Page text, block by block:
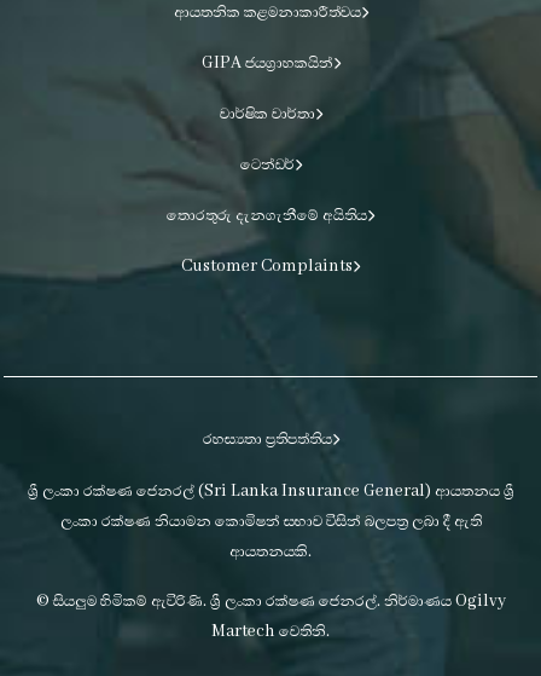
ආයතනික කළමනාකාරීත්වය
GIPA ජයග්‍රාහකයින්
වාර්ෂික වාර්තා
ටෙන්ඩර්
තොරතුරු දැනගැනීමේ අයිතිය
Customer Complaints
රහස්‍යතා ප්‍රතිපත්තිය
ශ්‍රී ලංකා රක්ෂණ ජෙනරල් (Sri Lanka Insurance General) ආයතනය ශ්‍රී
ලංකා රක්ෂණ නියාමන කොමිෂන් සභාව විසින් බලපත්‍ර ලබා දී ඇති
ආයතනයකි.
© සියලුම හිමිකම් ඇවිරිණි. ශ්‍රී ලංකා රක්ෂණ ජෙනරල්. නිර්මාණය Ogilvy
Martech වෙතිනි.